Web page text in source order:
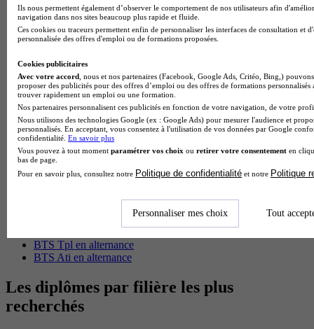
BTS Esf en alternance
BTS Dietetique en alternance
BTS Mco en alternance
BTS Sp3s en alternance
Master CCA en alternance
BTS Ndrc en alternance
BTS Sam en alternance
Cap Fleuriste en alternance
BTS Sio en alternance
MSc Marketing Digital en alternance
BTS Gpme en alternance
Cap Electricien en alternance
BTS Gpn en alternance
BAC Pro Agora en alternance
BTS Tpl en alternance
BTS Ati en alternance
Les diplômes par filière les plus
recherchés
Ils nous permettent également d’observer le comportement de nos utilisateurs afin
navigation dans nos sites beaucoup plus rapide et fluide.
Ces cookies ou traceurs permettent enfin de personnaliser les interfaces de consultation et
personnalisée des offres d'emploi ou de formations proposées.
Cookies publicitaires
Avec votre accord , nous et nos partenaires (Facebook, Google Ads, Critéo, Bing,)
proposer des publicités pour des offres d’emploi ou des offres de formations
trouver rapidement un emploi ou une formation.
Nos partenaires personnalisent ces publicités en fonction de votre navigation, de votre
Nous utilisons des technologies Google (ex : Google Ads) pour mesurer l'audience et
personnalisés. En acceptant, vous consentez à l'utilisation de vos données par Google
confidentialité. En savoir plus
Vous pouvez à tout moment paramétrer vos choix ou retirer votre consentement en
bas de page.
Pour en savoir plus, consultez notre Politique de confidentialité et notre Politique
Personnaliser mes choix Tout